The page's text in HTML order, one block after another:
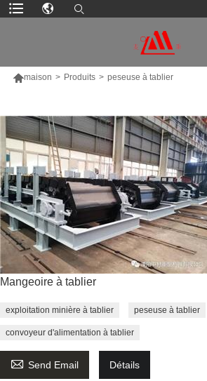
maison > Produits > peseuse à tablier
PLUS DE PRODUITS
Mangeoire à tablier
exploitation minière à tablier peseuse à tablier
convoyeur d'alimentation à tablier
 Send Email Détails